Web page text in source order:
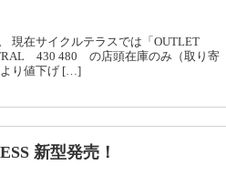
現在サイクルテラスでは「OUTLET
430 480 の店頭在庫のみ（取り寄
より値下げ […]
新型発売！